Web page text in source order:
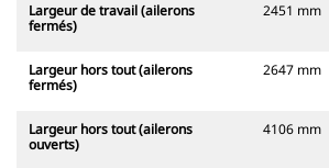
Largeur de travail (ailerons
fermés)
2451 mm
Largeur hors tout (ailerons
fermés)
2647 mm
Largeur hors tout (ailerons
ouverts)
4106 mm